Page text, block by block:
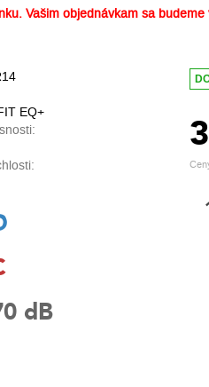
Vašim objednávkam sa
EQ+
dB